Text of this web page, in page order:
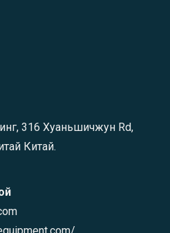
316 Хуаньшичжун Rd,
Китай.